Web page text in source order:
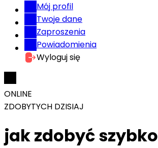
Mój profil
Twoje dane
Zaproszenia
Powiadomienia
Wyloguj się
ONLINE
ZDOBYTYCH DZISIAJ
jak zdobyć szybko